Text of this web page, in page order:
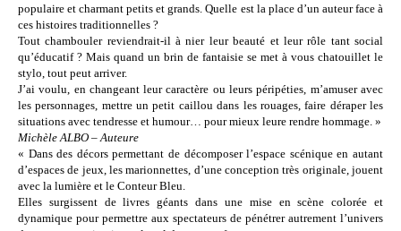
populaire et charmant petits et grands. Quelle est la place d’un auteur face à
ces histoires traditionnelles ?
Tout chambouler reviendrait-il à nier leur beauté et leur rôle tant social
qu’éducatif ? Mais quand un brin de fantaisie se met à vous chatouillet le
stylo, tout peut arriver.
J’ai voulu, en changeant leur caractère ou leurs péripéties, m’amuser avec
les personnages, mettre un petit caillou dans les rouages, faire déraper les
situations avec tendresse et humour… pour mieux leure rendre hommage. »
Michèle ALBO – Auteure
« Dans des décors permettant de décomposer l’espace scénique en autant
d’espaces de jeux, les marionnettes, d’une conception très originale, jouent
avec la lumière et le Conteur Bleu.
Elles surgissent de livres géants dans une mise en scène colorée et
dynamique pour permettre aux spectateurs de pénétrer autrement l’univers